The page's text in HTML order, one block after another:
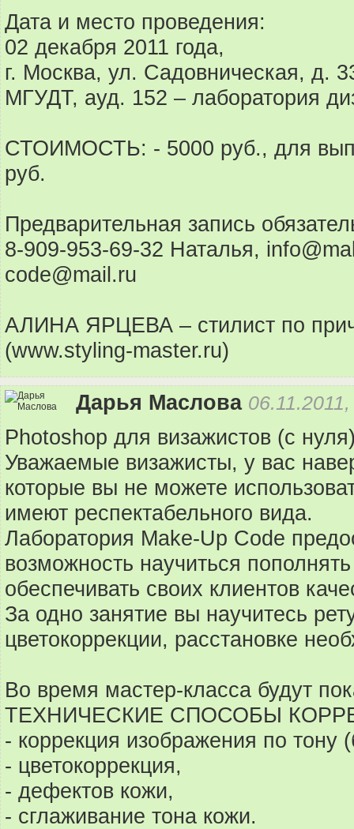
Дата и место проведения:
02 декабря 2011 года,
г. Москва, ул. Садовническая, д.
МГУДТ, ауд. 152 – лаборатория
СТОИМОСТЬ: - 5000 руб., для
руб.
Предварительная запись
8-909-953-69-32 Наталья,
code@mail.ru
АЛИНА ЯРЦЕВА – стилист по
(www.styling-master.ru)
Дарья Маслова
Photoshop для визажистов (с
Уважаемые визажисты, у вас
которые вы не можете
имеют респектабельного вида.
Лаборатория Make-Up Code
возможность научиться
обеспечивать своих клиентов
За одно занятие вы научитесь
цветокоррекции, расстановке
Во время мастер-класса будут
ТЕХНИЧЕСКИЕ СПОСОБЫ
- коррекция изображения по тону
- цветокоррекция,
- дефектов кожи,
- сглаживание тона кожи.